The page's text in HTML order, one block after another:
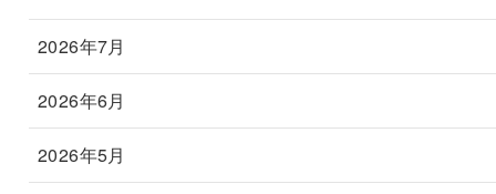
2026年7月
2026年6月
2026年5月